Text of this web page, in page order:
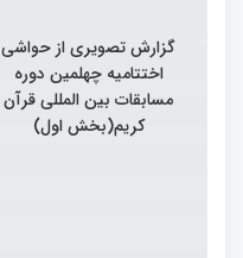
گزارش تصویری از حواشی
اختتامیه چهلمین دوره
مسابقات بین المللی قرآن
کریم(بخش اول)